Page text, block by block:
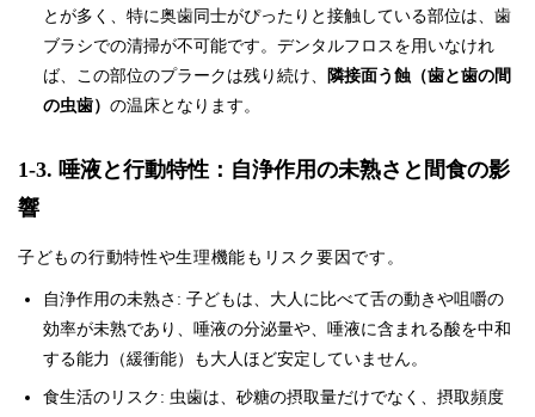
とが多く、特に奥歯同士がぴったりと接触している部位は、歯
ブラシでの清掃が不可能です。デンタルフロスを用いなけれ
ば、この部位のプラークは残り続け、
隣接面う蝕（歯と歯の間
の虫歯） の温床となります。
1-3. 唾液と行動特性：自浄作用の未熟さと間食の影
響
子どもの行動特性や生理機能もリスク要因です。
自浄作用の未熟さ: 子どもは、大人に比べて舌の動きや咀嚼の
効率が未熟であり、唾液の分泌量や、唾液に含まれる酸を中和
する能力（緩衝能）も大人ほど安定していません。
食生活のリスク: 虫歯は、砂糖の摂取量だけでなく、摂取頻度